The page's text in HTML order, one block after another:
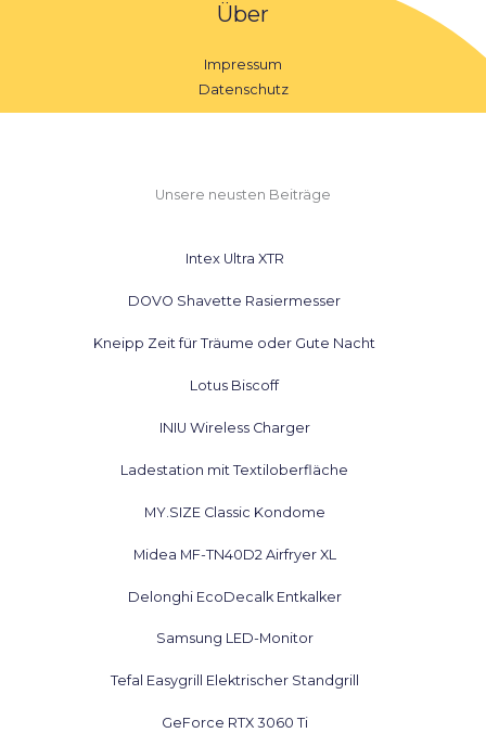
Über
Impressum
Datenschutz
Unsere neusten Beiträge
Intex Ultra XTR
DOVO Shavette Rasiermesser
Kneipp Zeit für Träume oder Gute Nacht
Lotus Biscoff
INIU Wireless Charger
Ladestation mit Textiloberfläche
MY.SIZE Classic Kondome
Midea MF-TN40D2 Airfryer XL
Delonghi EcoDecalk Entkalker
Samsung LED-Monitor
Tefal Easygrill Elektrischer Standgrill
GeForce RTX 3060 Ti